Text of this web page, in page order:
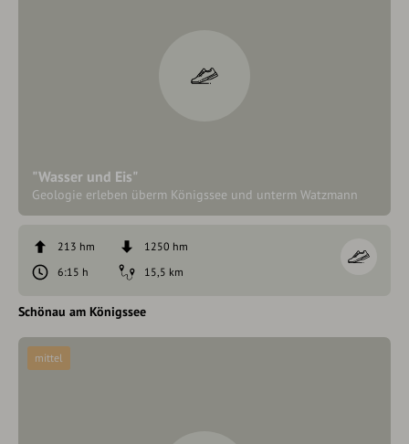
"Wasser und Eis"
Geologie erleben überm Königssee und unterm Watzmann
213 hm
1250 hm
6:15 h
15,5 km
Schönau am Königssee
mittel